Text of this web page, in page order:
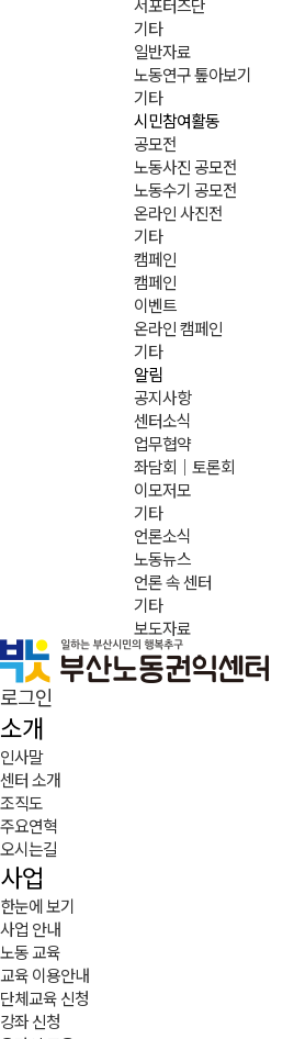
서포터즈단
기타
일반자료
노동연구 톺아보기
기타
시민참여활동
공모전
노동사진 공모전
노동수기 공모전
온라인 사진전
기타
캠페인
캠페인
이벤트
온라인 캠페인
기타
알림
공지사항
센터소식
업무협약
좌담회｜토론회
이모저모
기타
언론소식
노동뉴스
언론 속 센터
기타
보도자료
로그인
소개
인사말
센터 소개
조직도
주요연혁
오시는길
사업
한눈에 보기
사업 안내
노동 교육
교육 이용안내
단체교육 신청
강좌 신청